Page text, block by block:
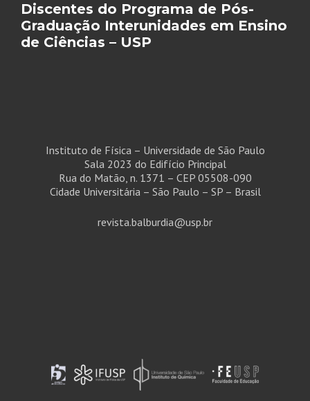
Discentes do Programa de Pós-
Graduação Interunidades em Ensino
de Ciências – USP
Instituto de Física – Universidade de São Paulo
Sala 2023 do Edifício Principal
Rua do Matão, n. 1371 – CEP 05508-090
Cidade Universitária – São Paulo – SP – Brasil
revista.balburdia@usp.br